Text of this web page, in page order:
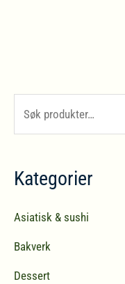
e
t
e
r
Kategorier
Asiatisk & sushi
Bakverk
Dessert